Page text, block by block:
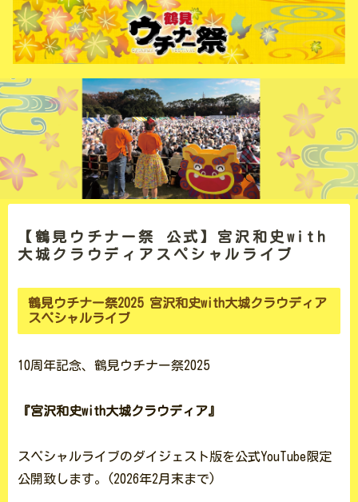
【鶴見ウチナー祭 公式】宮沢和史with
大城クラウディアスペシャルライブ
鶴見ウチナー祭2025 宮沢和史with大城クラウディア
スペシャルライブ
10周年記念、鶴見ウチナー祭2025
『宮沢和史with大城クラウディア』
スペシャルライブのダイジェスト版を公式YouTube限定
公開致します。(2026年2月末まで)